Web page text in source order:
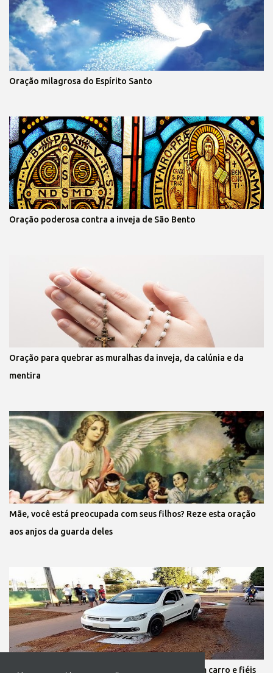
Oração milagrosa do Espírito Santo
Oração poderosa contra a inveja de São Bento
Oração para quebrar as muralhas da inveja, da calúnia e da
mentira
Mãe, você está preocupada com seus filhos? Reze esta oração
aos anjos da guarda deles
Protestante destrói tapete de Corpus Christi com carro e fiéis